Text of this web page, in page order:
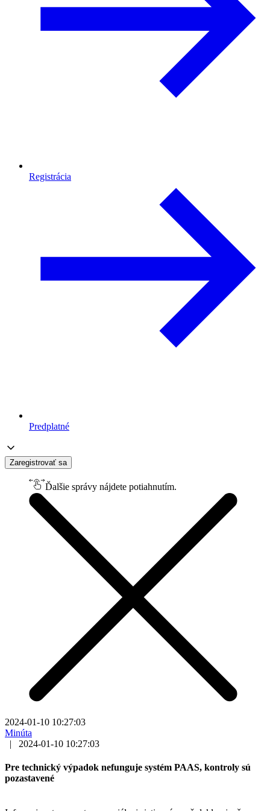
Registrácia
Predplatné
Zaregistrovať sa
Ďalšie správy nájdete potiahnutím.
2024-01-10 10:27:03
Minúta
|
2024-01-10 10:27:03
Pre technický výpadok nefunguje systém PAAS, kontroly sú
pozastavené